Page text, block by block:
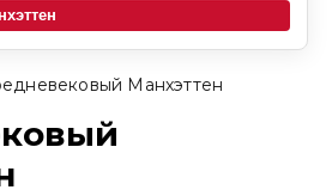
Манхэттен